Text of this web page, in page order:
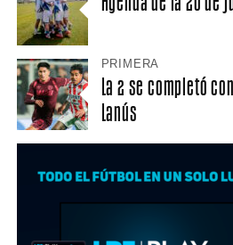
PRIMERA
La 2 se completó
Lanús